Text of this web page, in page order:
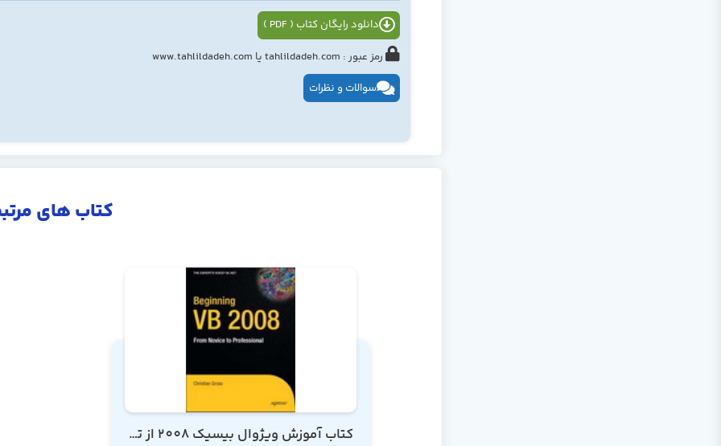
دانلود رایگان کتاب ( PDF )
رمز عبور : tahlildadeh.com یا www.tahlildadeh.com
سوالات و نظرات
کتاب های
کتاب آموزش ویژوال بیسیک 2008 از تازه کار تا حرفه ای